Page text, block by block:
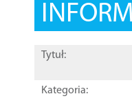
Tytuł:
Kategoria: